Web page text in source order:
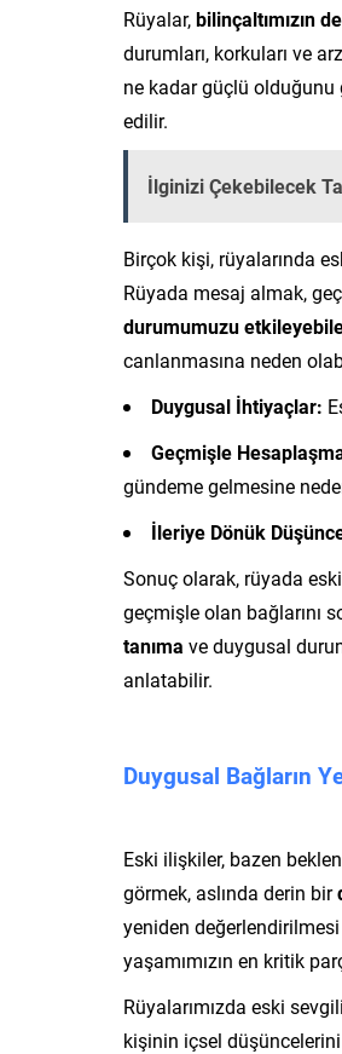
Rüyalar,bilinçaltımızın
durumları, korkuları ve
ne kadar güçlü olduğunu
edilir.
İlginizi Çekebilecek
Birçok kişi, rüyalarında
Rüyada mesaj almak,
durumumuzu
canlanmasına neden
Duygusal İhtiyaçlar:
Geçmişle
gündeme gelmesine
İleriye Dönük
Sonuç olarak, rüyada
geçmişle olan bağlarını
tanıma ve duygusal
anlatabilir.
Duygusal Bağların
Eski ilişkiler, bazen
görmek, aslında derin bir
yeniden
yaşamımızın en kritik
Rüyalarımızda eski
kişinin içsel